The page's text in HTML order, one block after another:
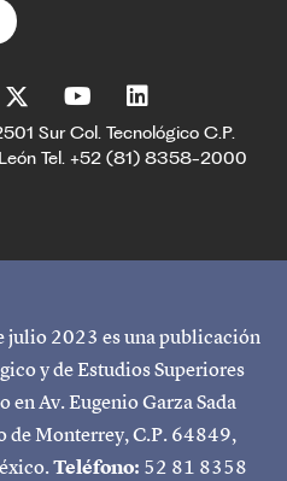
Sur Col. Tecnológico C.P.
Tel. +52 (81) 8358-2000
julio 2023 es una publicación
y de Estudios Superiores
Av. Eugenio Garza Sada
Monterrey, C.P. 64849,
Teléfono: 52 81 8358